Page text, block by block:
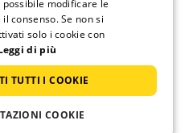
riservati.
modificare le
consenso. Se non si
solo i cookie con
di più
TUTTI I COOKIE
COOKIE